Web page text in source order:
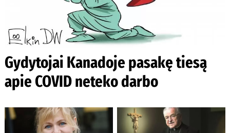
Gydytojai Kanadoje pasakę tiesą
apie COVID neteko darbo